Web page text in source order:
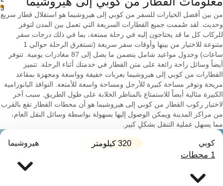
3
من بين أفضل الخيارات للسفر من كوبي إلى هيروشيما هو استقلال قطار سريع
وحديث. لقد صُممت جميع القطارات السريعة التي تعمل بين المدن لتوفر
للركاب كل ما قد يحتاجون إليه في رحلة ممتعة، بما في ذلك درجات سفر
متنوعة للاختيار من بينها وأوقات سفر سريعة (تستغرق الرحلة حوالي 1
ساعات) وجدول مواعيد شامل يتضمن ما يصل إلى 87 مغادرات يومية. تتوفر
أيضاً وسائل راحة رائعة على متن القطار في خدمتك أثناء الرحلة. تتميز
القطارات من كوبي إلى هيروشيما بعربات خفيفة وواسعة ومجهزة بمقاعد
مريحة وتوفر مساحة كبيرة للأرجل ومساحة واسعة للأمتعة. النوافذ البانورامية
الكبيرة مثالية أيضاً للاستمتاع بالمناظر الخلابة على طول الطريق. سبب آخر
لاختيار ركوب القطار من كوبي إلى هيروشيما هو أن محطات القطار تقع بالقرب
من مراكز المدينة ويمكن الوصول إليها بسهولة بواسطة وسائل النقل العام،
مما يسهل عملية التنقل بشكلٍ كبير.
كوبي 320 كيلومتر هيروشيما
1 محطات